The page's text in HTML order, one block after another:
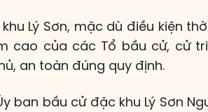
Lý Sơn, mặc dù điều kiện
cao của các Tổ bầu cử, cử
an toàn đúng quy định.
ban bầu cử đặc khu Lý Sơn